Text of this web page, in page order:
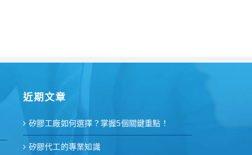
近期文章
矽膠工廠如何選擇？掌握5個關鍵重點！
矽膠代工的專業知識